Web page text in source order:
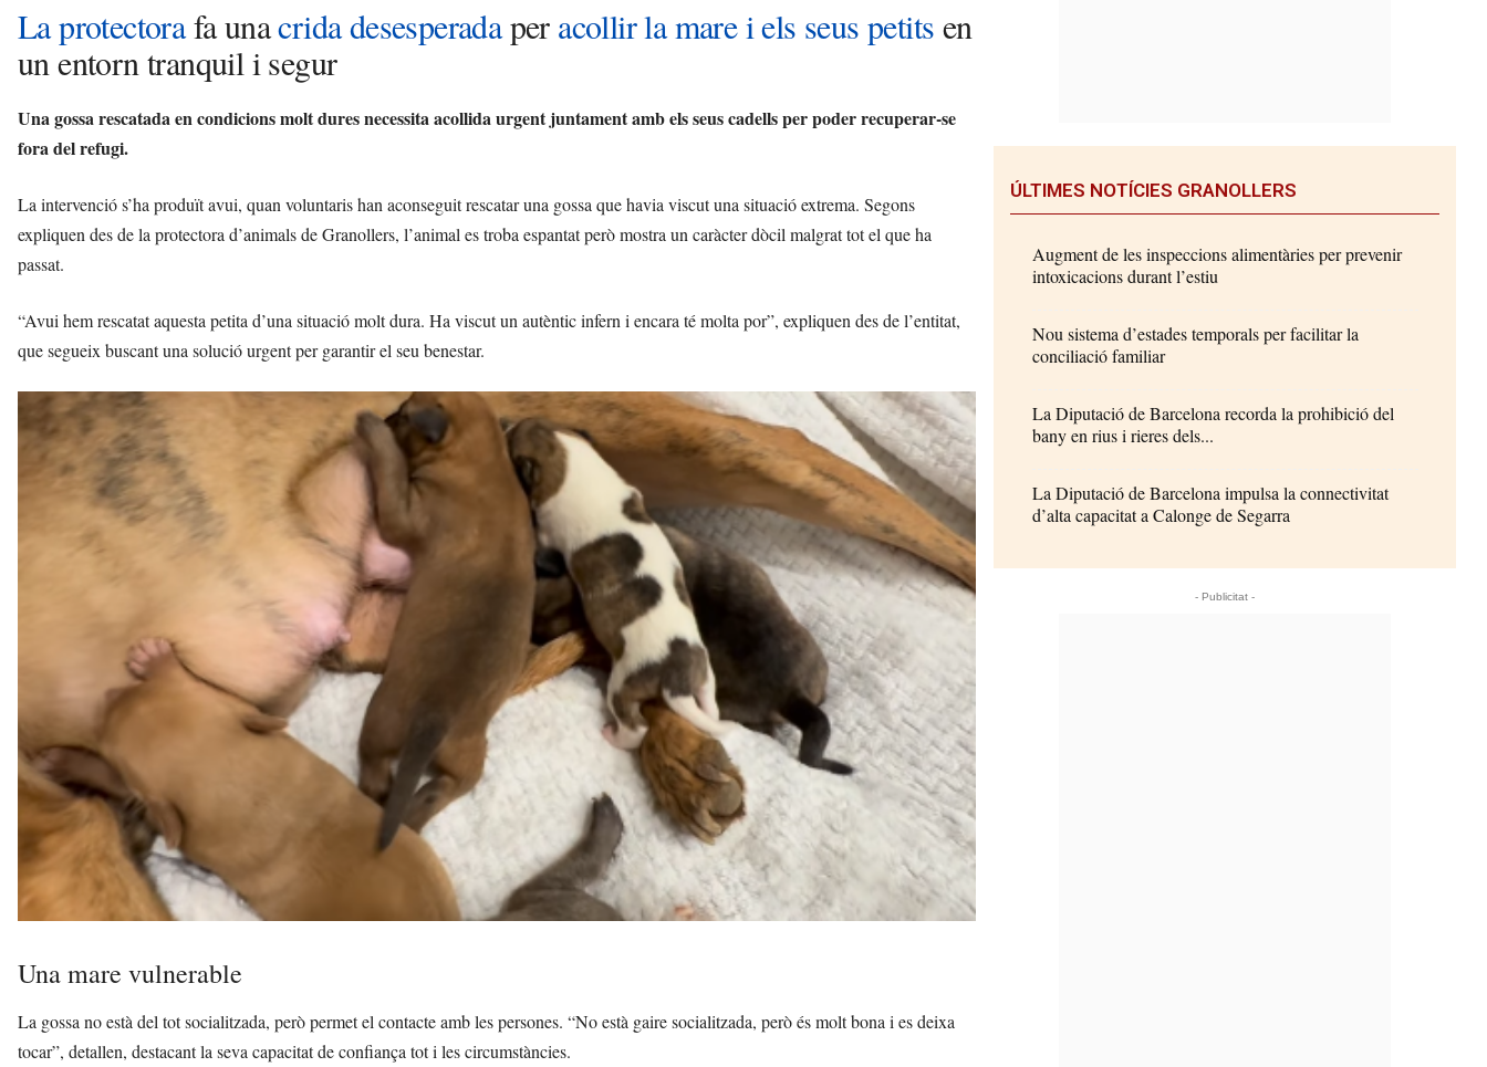
La protectorafa unacrida desesperadaper acollir la mare i els seus petits en
un entorn tranquil i segur
Una gossa rescatada en condicions molt dures necessita acollida urgent juntament amb els seus cadells per poder recuperar-se
fora del refugi.
La intervenció s’ha produït avui, quan voluntaris han aconseguit rescatar una gossa que havia viscut una situació extrema. Segons
expliquen des de la protectora d’animals de Granollers, l’animal es troba espantat però mostra un caràcter dòcil malgrat tot el que ha
passat.
“Avui hem rescatat aquesta petita d’una situació molt dura. Ha viscut un autèntic infern i encara té molta por”, expliquen des de l’entitat,
que segueix buscant una solució urgent per garantir el seu benestar.
Una mare vulnerable
La gossa no està del tot socialitzada, però permet el contacte amb les persones. “No està gaire socialitzada, però és molt bona i es deixa
tocar”, detallen, destacant la seva capacitat de confiança tot i les circumstàncies.
ÚLTIMES NOTÍCIES GRANOLLERS
Augment de les inspeccions alimentàries per prevenir
intoxicacions durant l’estiu
Nou sistema d’estades temporals per facilitar la
conciliació familiar
La Diputació de Barcelona recorda la prohibició del
bany en rius i rieres dels...
La Diputació de Barcelona impulsa la connectivitat
d’alta capacitat a Calonge de Segarra
- Publicitat -